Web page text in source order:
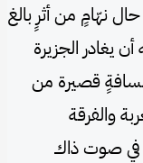
نهّامٍ من أثرٍ بالغ
يغادر الجزيرة
مسافةٍ قصيرة من
والفرقة
في صوت ذاك